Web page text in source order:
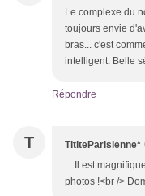
Le complexe du
toujours envie
bras... c'est
intelligent. Belle
Répondre
T TititeParisienne*
... Il est
photos !<br />